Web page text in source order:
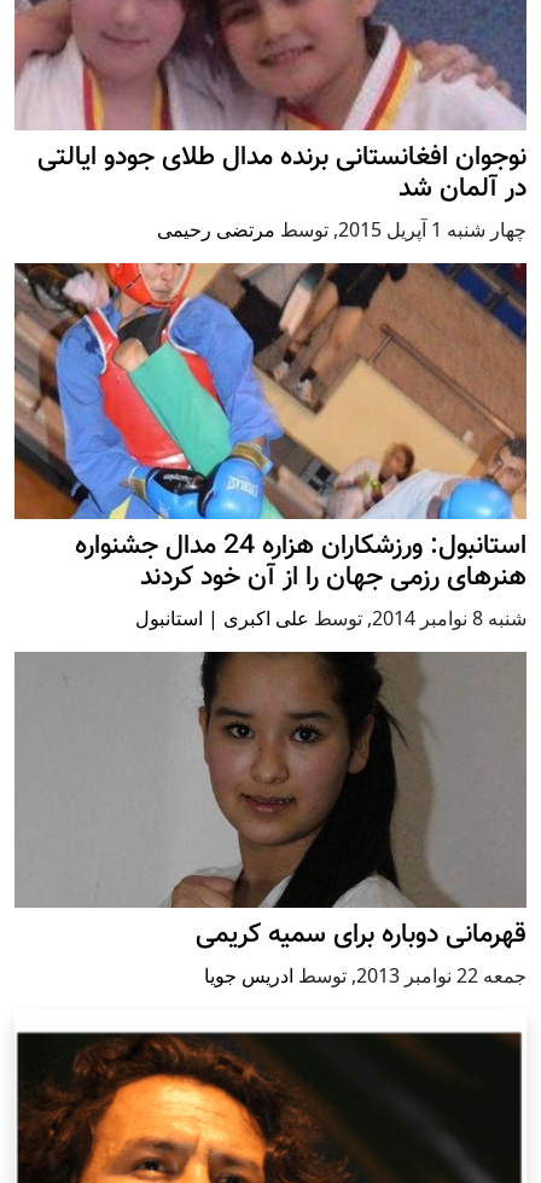
نوجوان افغانستانی برنده مدال طلای جودو ایالتی
در آلمان شد
چهار شنبه 1 آپریل 2015 , توسط مرتضی رحیمی
استانبول: ورزشکاران هزاره 24 مدال جشنواره
هنرهای رزمی جهان را از آن خود کردند
شنبه 8 نوامبر 2014 , توسط علی اکبری | استانبول
قهرمانى دوباره براى سميه كريمى
جمعه 22 نوامبر 2013 , توسط ادریس جویا